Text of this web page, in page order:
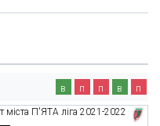
в п п в п
міста П'ЯТА ліга 2021-2022